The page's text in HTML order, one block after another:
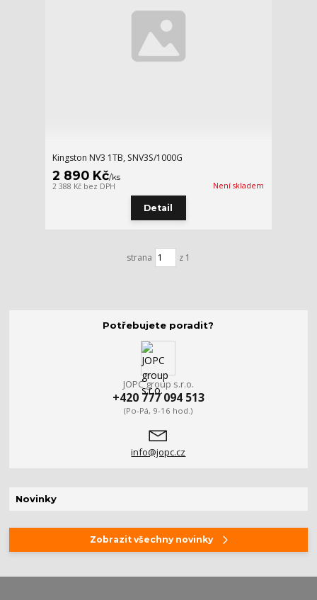
Kingston NV3 1TB, SNV3S/1000G
2 890 Kč/ks
2 388 Kč bez DPH Není skladem
Detail
strana z 1
Potřebujete poradit?
JOPC group s.r.o.
+420 777 094 513
(Po-Pá, 9-16 hod.)
info@jopc.cz
Novinky
Zobrazit všechny novinky